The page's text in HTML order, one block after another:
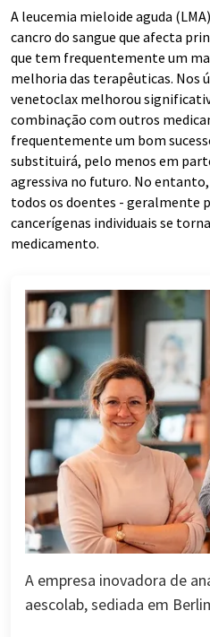
A leucemia mieloide aguda
cancro do sangue que afecta
que tem frequentemente um
melhoria das terapêuticas. Nos
venetoclax melhorou
combinação com outros
frequentemente um bom
substituirá, pelo menos em
agressiva no futuro. No entanto,
todos os doentes - geralmente
cancerígenas individuais se
medicamento.
A empresa inovadora de
aescolab, sediada em